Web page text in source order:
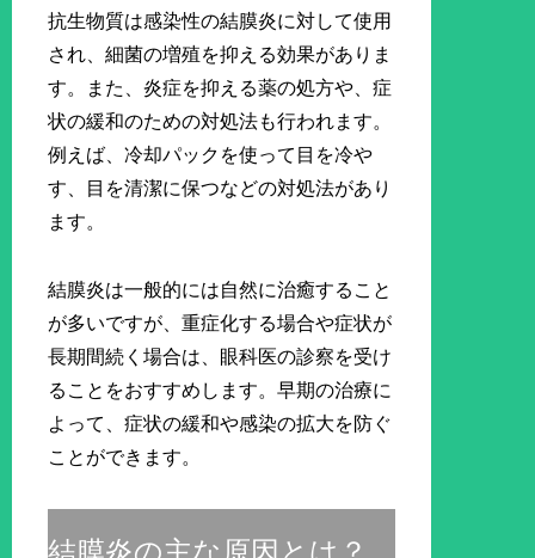
抗生物質は感染性の結膜炎に対して使用
され、細菌の増殖を抑える効果がありま
す。また、炎症を抑える薬の処方や、症
状の緩和のための対処法も行われます。
例えば、冷却パックを使って目を冷や
す、目を清潔に保つなどの対処法があり
ます。
結膜炎は一般的には自然に治癒すること
が多いですが、重症化する場合や症状が
長期間続く場合は、眼科医の診察を受け
ることをおすすめします。早期の治療に
よって、症状の緩和や感染の拡大を防ぐ
ことができます。
結膜炎の主な原因とは？